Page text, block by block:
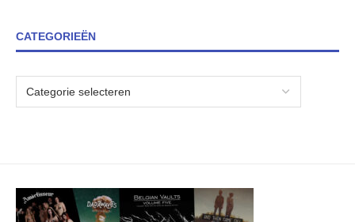
CATEGORIEËN